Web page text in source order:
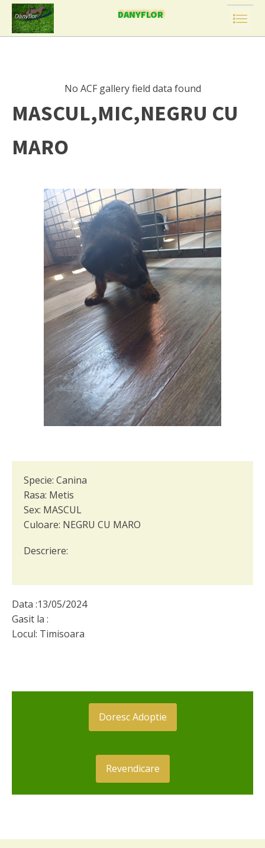
DANYFLOR
No ACF gallery field data found
MASCUL,MIC,NEGRU CU
MARO
Specie: Canina
Rasa: Metis
Sex: MASCUL
Culoare: NEGRU CU MARO
Descriere:
Data :13/05/2024
Gasit la :
Locul: Timisoara
Doresc Adoptie
Revendicare